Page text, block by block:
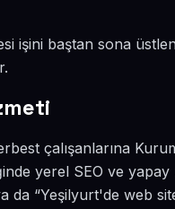
işini baştan sona
çalışanlarına
yerel SEO ve
da “Yeşilyurt'de web